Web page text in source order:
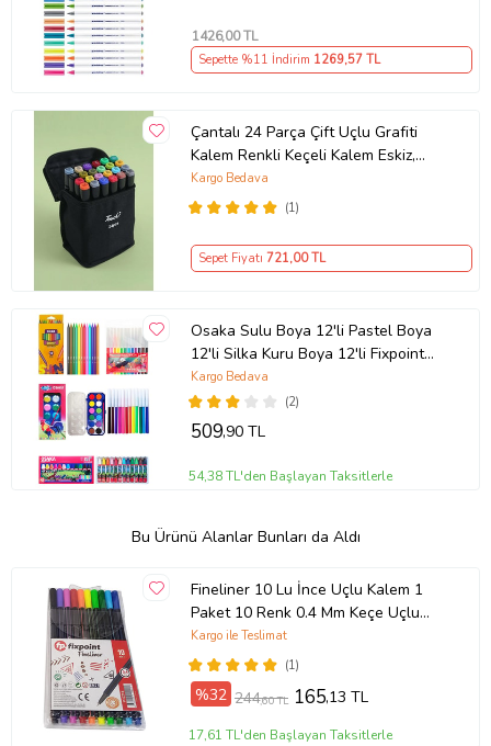
1426,00 TL
Sepette %11 İndirim 1269,57 TL
Çantalı 24 Parça Çift Uçlu Grafiti
Kalem Renkli Keçeli Kalem Eskiz,
İllüstrasyon Tasarım Boya Kalemi
(Çok Renkli)
(1)
Kargo Bedava
Sepet Fiyatı 721,00 TL
Osaka Sulu Boya 12'li Pastel Boya
12'li Silka Kuru Boya 12'li Fixpoint
Keçeli Kalem 12'li Okul Seti
(2)
Kargo Bedava
509,90 TL
54,38 TL'den Başlayan Taksitlerle
Bu Ürünü Alanlar Bunları da Aldı
Fineliner 10 Lu İnce Uçlu Kalem 1
Paket 10 Renk 0.4 Mm Keçe Uçlu
Kalem Renkli İşaretleme Yazı Kalemi
(1)
Kargo ile Teslimat
%32 244,60 TL 165,13 TL
17,61 TL'den Başlayan Taksitlerle